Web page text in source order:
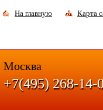
На главную Карта
Москва
+7(495) 268-14-